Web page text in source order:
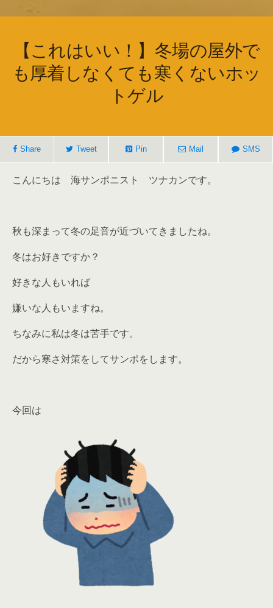
【これはいい！】冬場の屋外で
も厚着しなくても寒くないホッ
トゲル
Share Tweet Pin Mail SMS
こんにちは 海サンポニスト ツナカンです。
秋も深まって冬の足音が近づいてきましたね。
冬はお好きですか？
好きな人もいれば
嫌いな人もいますね。
ちなみに私は冬は苦手です。
だから寒さ対策をしてサンポをします。
今回は